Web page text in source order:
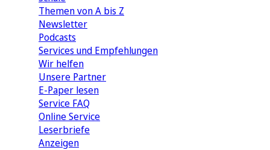
Themen von A bis Z
Newsletter
Podcasts
Services und Empfehlungen
Wir helfen
Unsere Partner
E-Paper lesen
Service FAQ
Online Service
Leserbriefe
Anzeigen